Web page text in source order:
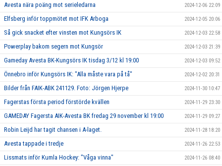
Avesta nära poäng mot serieledarna 2024-12-06 22:09
Elfsberg inför toppmötet mot IFK Arboga 2024-12-05 20:06
Så gick snacket efter vinsten mot Kungsörs IK 2024-12-03 22:58
Powerplay bakom segern mot Kungsör 2024-12-03 21:39
Gameday Avesta BK-Kungsörs IK tisdag 3/12 kl 19:00 2024-12-03 09:52
Önnebro inför Kungsörs IK: "Alla måste vara på tå" 2024-12-02 20:31
Bilder från FAIK-ABK 241129. Foto: Jörgen Hjerpe 2024-11-30 10:47
Fagerstas första period förstörde kvällen 2024-11-29 23:30
GAMEDAY Fagersta AIK-Avesta BK fredag 29 november kl 19:00 2024-11-29 09:27
Robin Leijd har tagit chansen i A-laget. 2024-11-28 18:20
Avesta tappade i tredje 2024-11-26 22:53
Lissmats inför Kumla Hockey: "Våga vinna" 2024-11-26 08:40